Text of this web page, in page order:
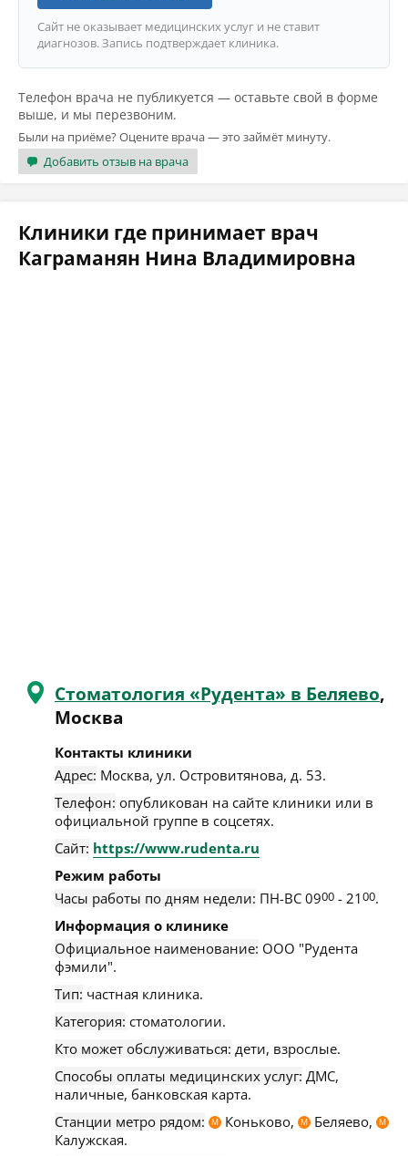
Сайт не оказывает медицинских услуг и не ставит
диагнозов. Запись подтверждает клиника.
Телефон врача не публикуется — оставьте свой в форме
выше, и мы перезвоним.
Были на приёме? Оцените врача — это займёт минуту.
Добавить отзыв на врача
Клиники где принимает врач
Каграманян Нина Владимировна
Стоматология «Рудента» в Беляево,
Москва
Контакты клиники
Адрес: Москва, ул. Островитянова, д. 53.
Телефон: опубликован на сайте клиники или в
официальной группе в соцсетях.
Сайт: https://www.rudenta.ru
Режим работы
Часы работы по дням недели: ПН-ВС 0900 - 2100.
Информация о клинике
Официальное наименование: ООО "Рудента
фэмили".
Тип: частная клиника.
Категория: стоматологии.
Кто может обслуживаться: дети, взрослые.
Способы оплаты медицинских услуг: ДМС,
наличные, банковская карта.
Станции метро рядом:
М Коньково, М Беляево, М
Калужская.